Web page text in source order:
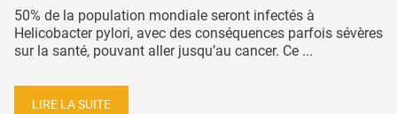
50% de la population mondiale seront infectés à
Helicobacter pylori, avec des conséquences parfois sévères
sur la santé, pouvant aller jusqu’au cancer. Ce ...
LIRE LA SUITE